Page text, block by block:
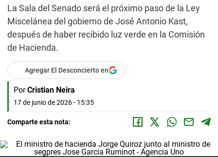
La Sala del Senado será el próximo paso de la Ley
Miscelánea del gobierno de José Antonio Kast,
después de haber recibido luz verde en la Comisión
de Hacienda.
Agregar El Desconcierto en
Por Cristian Neira
17 de junio de 2026 - 15:35
Comparte esta nota: